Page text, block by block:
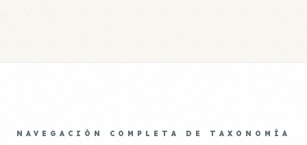
NAVEGACIÓN COMPLETA DE TAXONOMÍA